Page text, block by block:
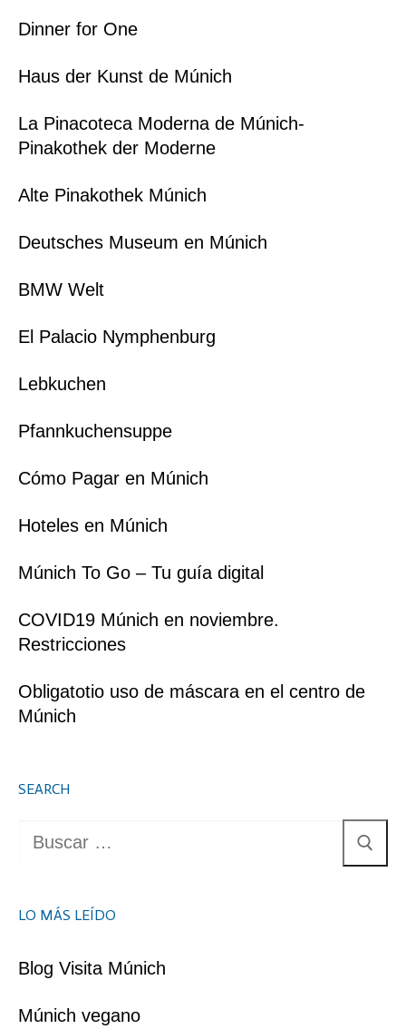
Dinner for One
Haus der Kunst de Múnich
La Pinacoteca Moderna de Múnich-
Pinakothek der Moderne
Alte Pinakothek Múnich
Deutsches Museum en Múnich
BMW Welt
El Palacio Nymphenburg
Lebkuchen
Pfannkuchensuppe
Cómo Pagar en Múnich
Hoteles en Múnich
Múnich To Go – Tu guía digital
COVID19 Múnich en noviembre.
Restricciones
Obligatotio uso de máscara en el centro de
Múnich
SEARCH
LO MÁS LEÍDO
Blog Visita Múnich
Múnich vegano